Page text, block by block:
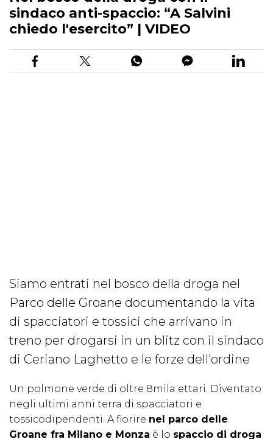
sindaco anti-spaccio: “A Salvini
chiedo l'esercito” | VIDEO
Siamo entrati nel bosco della droga nel
Parco delle Groane documentando la vita
di spacciatori e tossici che arrivano in
treno per drogarsi in un blitz con il sindaco
di Ceriano Laghetto e le forze dell'ordine
Un polmone verde di oltre 8mila ettari. Diventato
negli ultimi anni terra di spacciatori e
tossicodipendenti. A fiorire nel parco delle
Groane fra Milano e Monza è lo spaccio di droga